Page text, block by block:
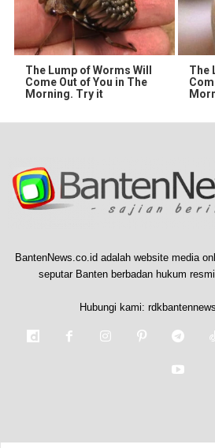
The Lump of Worms Will
Come Out of You in The
Morning. Try it
The
BantenNews.co.id adalah website media
seputar Banten berbadan hukum
Hubungi kami: